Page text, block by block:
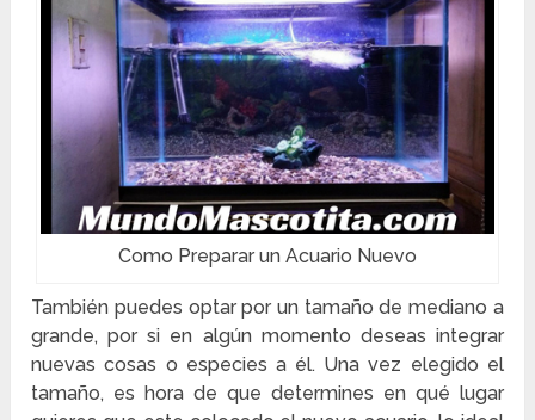
Como Preparar un Acuario Nuevo
También puedes optar por un tamaño de mediano a
grande, por si en algún momento deseas integrar
nuevas cosas o especies a él. Una vez elegido el
tamaño, es hora de que determines en qué lugar